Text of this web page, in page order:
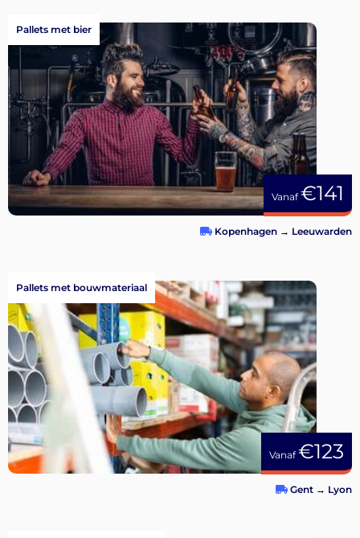
Vanaf€141
Pallets met bier
Kopenhagen → Leeuwarden
Vanaf€123
Pallets met bouwmateriaal
Gent → Lyon